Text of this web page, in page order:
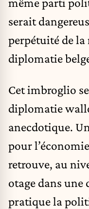
serait
perpétuité de
diplomatie
Cet imbroglio
diplomatie
anecdotique.
pour
retrouve, au
otage dans
pratique la